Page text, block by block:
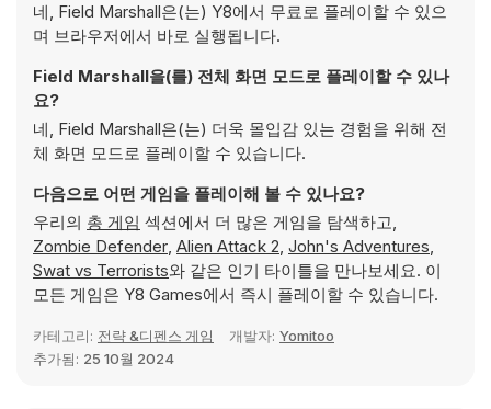
네, Field Marshall은(는) Y8에서 무료로 플레이할 수 있으
며 브라우저에서 바로 실행됩니다.
Field Marshall을(를) 전체 화면 모드로 플레이할 수 있나
요?
네, Field Marshall은(는) 더욱 몰입감 있는 경험을 위해 전
체 화면 모드로 플레이할 수 있습니다.
다음으로 어떤 게임을 플레이해 볼 수 있나요?
우리의 총 게임 섹션에서 더 많은 게임을 탐색하고,
Zombie Defender, Alien Attack 2, John's Adventures,
Swat vs Terrorists와 같은 인기 타이틀을 만나보세요. 이
모든 게임은 Y8 Games에서 즉시 플레이할 수 있습니다.
카테고리: 전략 &디펜스 게임 개발자: Yomitoo
추가됨: 25 10월 2024